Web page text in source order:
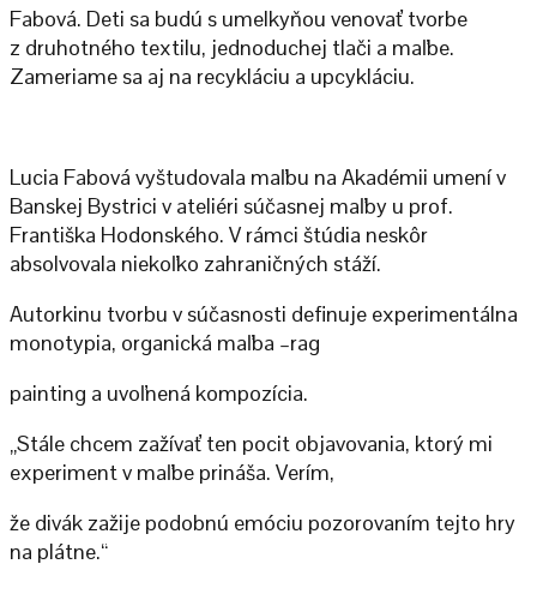
Fabová. Deti sa budú s umelkyňou venovať tvorbe
z druhotného textilu, jednoduchej tlači a maľbe.
Zameriame sa aj na recykláciu a upcykláciu.
Lucia Fabová vyštudovala maľbu na Akadémii umení v
Banskej Bystrici v ateliéri súčasnej maľby u prof.
Františka Hodonského. V rámci štúdia neskôr
absolvovala niekoľko zahraničných stáží.
Autorkinu tvorbu v súčasnosti definuje experimentálna
monotypia, organická maľba –rag
painting a uvoľnená kompozícia.
„Stále chcem zažívať ten pocit objavovania, ktorý mi
experiment v maľbe prináša. Verím,
že divák zažije podobnú emóciu pozorovaním tejto hry
na plátne.“